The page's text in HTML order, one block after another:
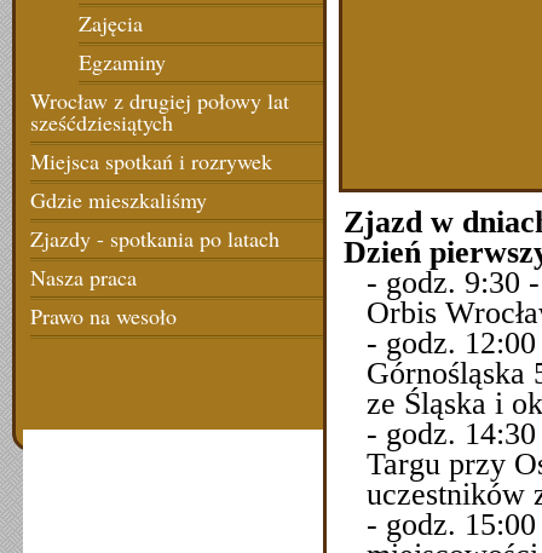
Zajęcia
Egzaminy
Wrocław z drugiej połowy lat
sześćdziesiątych
Miejsca spotkań i rozrywek
Gdzie mieszkaliśmy
Zjazdy - spotkania po latach
Nasza praca
Prawo na wesoło
Zjazd w
Dzień
- godz. 9:30
Orbis
- godz.
Górnośląska
ze Śląska i
- godz.
Targu przy
uczestników
- godz.